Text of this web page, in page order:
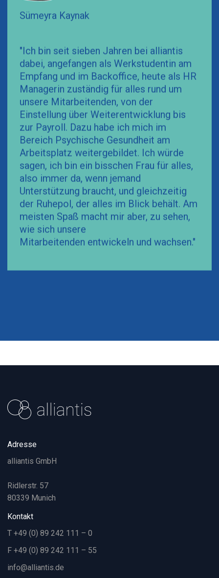
Sümeyra Kaynak
"Ich bin seit sieben Jahren bei alliantis
dabei, angefangen als Werkstudentin am
Empfang und im Backoffice, heute als HR
Managerin zuständig für alles rund um
unsere Mitarbeitenden, von der
Einstellung über Weiterentwicklung bis
zur Payroll. Dazu habe ich mich im
Bereich Psychische Gesundheit am
Arbeitsplatz weitergebildet. Ich würde
sagen, ich bin ein bisschen Frau für alles,
also immer da, wenn jemand
Unterstützung braucht, und gleichzeitig
der Ruhepol, der alles im Blick behält. Am
meisten Spaß macht mir aber, zu sehen,
wie sich unsere
Mitarbeitenden entwickeln und wachsen."
Adresse
alliantis GmbH
Ridlerstr. 57
80339 Munich
Kontakt
T +49 (0) 89 242 111 – 0
F +49 (0) 89 242 111 – 55
info@alliantis.de